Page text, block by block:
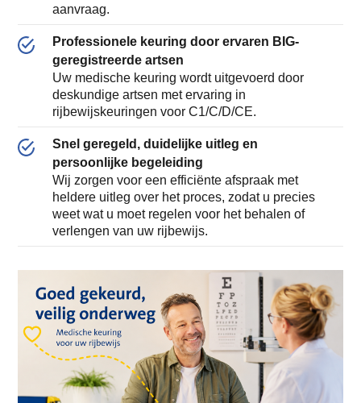
aanvraag.
Professionele keuring door ervaren BIG-
geregistreerde artsen
Uw medische keuring wordt uitgevoerd door
deskundige artsen met ervaring in
rijbewijskeuringen voor C1/C/D/CE.
Snel geregeld, duidelijke uitleg en
persoonlijke begeleiding
Wij zorgen voor een efficiënte afspraak met
heldere uitleg over het proces, zodat u precies
weet wat u moet regelen voor het behalen of
verlengen van uw rijbewijs.